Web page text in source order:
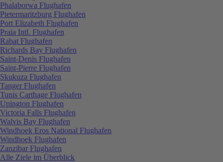
Phalaborwa Flughafen
Pietermaritzburg Flughafen
Port Elizabeth Flughafen
Praia Intl. Flughafen
Rabat Flughafen
Richards Bay Flughafen
Saint-Denis Flughafen
Saint-Pierre Flughafen
Skukuza Flughafen
Tanger Flughafen
Tunis Carthage Flughafen
Upington Flughafen
Victoria Falls Flughafen
Walvis Bay Flughafen
Windhoek Eros National Flughafen
Windhoek Flughafen
Zanzibar Flughafen
Alle Ziele im Überblick